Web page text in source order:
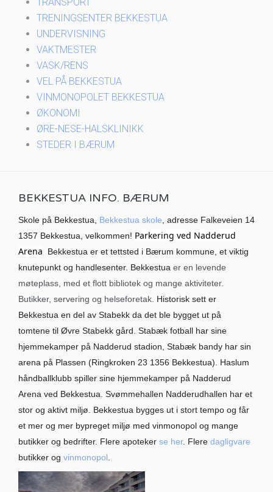
TRENINGSENTER BEKKESTUA
UNDERVISNING
VAKTMESTER
VASK/RENS
VEL PÅ BEKKESTUA
VINMONOPOLET BEKKESTUA
ØKONOMI
ØRE-NESE-HALSKLINIKK
STEDER I BÆRUM
BEKKESTUA INFO. BÆRUM
Skole på Bekkestua, Bekkestua skole , adresse Falkeveien 14
1357 Bekkestua, velkommen! Parkering ved Nadderud
Arena
Bekkestua er et tettsted i Bærum kommune, et viktig
knutepunkt og handlesenter. Bekkestua er en levende
møteplass, med et flott bibliotek og mange aktiviteter.
Butikker, servering og helseforetak. Historisk sett er
Bekkestua en del av Stabekk da det ble bygget ut på
tomtene til Øvre Stabekk gård. Stabæk fotball har sine
hjemmekamper på Nadderud stadion, Stabæk bandy har sin
arena på Plassen (Ringkroken 23 1356 Bekkestua). Haslum
håndballklubb spiller sine hjemmekamper på Nadderud
Arena ved Bekkestua. Svømmehallen Nadderudhallen har et
stor og aktivt miljø. Bekkestua bygges ut i stort tempo og får
et mer og mer bypreget miljø med vinmonopol og mange
butikker og bedrifter. Flere apoteker se her. Flere dagligvare
butikker og vinmonopol